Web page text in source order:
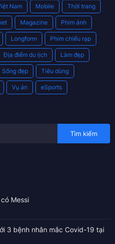
Nam Mobile Thời trang
Magazine Phim ảnh
Longform Phim chiếu rạp
Địa điểm du lịch Làm đẹp
Sống đẹp Tiêu dùng
Vụ án eSports
Messi
3 bệnh nhân mắc Covid-19 tại